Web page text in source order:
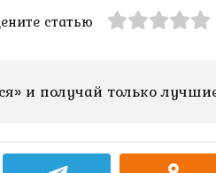
статью
и получай только